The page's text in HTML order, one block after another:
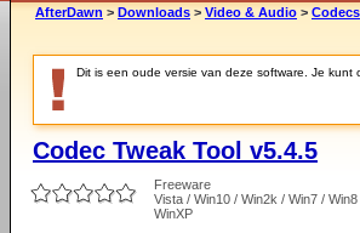
AfterDawn > Downloads > Video & Audio > Codecs
Dit is een oude versie van deze software. Je kunt
Codec Tweak Tool v5.4.5
Freeware
Vista / Win10 / Win2k / Win7 / Win8
WinXP